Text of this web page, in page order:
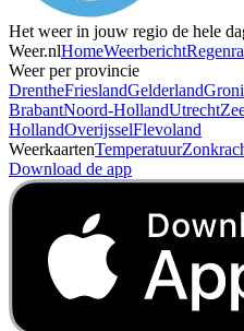
Het weer in jouw regio de hele
Weer.nlHomeWeerbericht
Weer per provincie
DrentheFrieslandGelderland
BrabantNoord-HollandUtrecht
HollandOverijsselFlevoland
WeerkaartenTemperatuur
Download de app